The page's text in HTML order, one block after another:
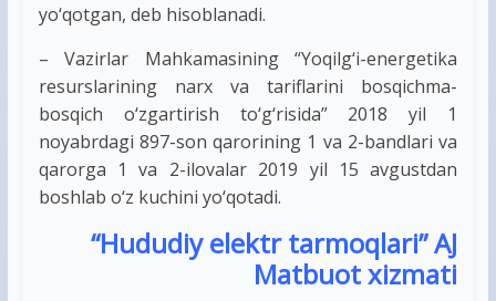
yo‘qotgan, deb hisoblanadi.
– Vazirlar Mahkamasining “Yoqilg‘i-energetika
resurslarining narx va tariflarini bosqichma-
bosqich o‘zgartirish to‘g‘risida” 2018 yil 1
noyabrdagi 897-son qarorining 1 va 2-bandlari va
qarorga 1 va 2-ilovalar 2019 yil 15 avgustdan
boshlab o‘z kuchini yo‘qotadi.
“Hududiy elektr tarmoqlari” AJ
Matbuot xizmati